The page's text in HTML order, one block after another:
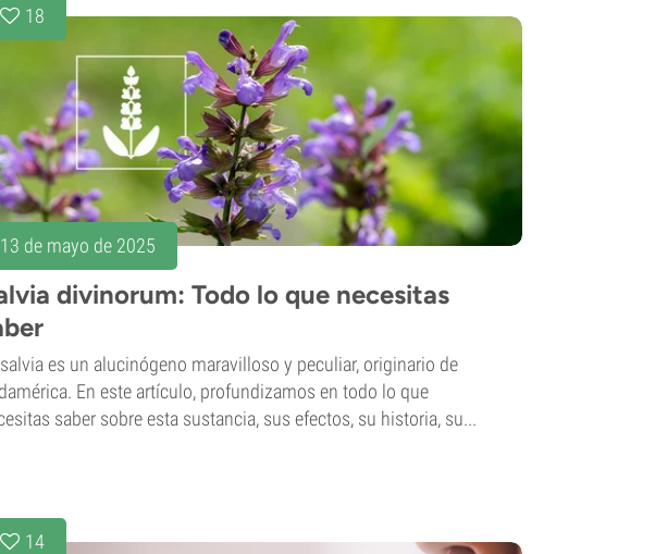
18
13 de mayo de 2025
divinorum: Todo lo que necesitas
es un alucinógeno maravilloso y peculiar, originario de
En este artículo, profundizamos en todo lo que
saber sobre esta sustancia, sus efectos, su historia, su...
14